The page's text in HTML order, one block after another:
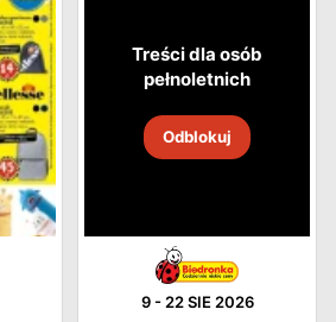
Treści dla osób
pełnoletnich
Odblokuj
9-22 SIE 2026